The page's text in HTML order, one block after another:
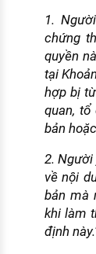
1.
chứng
quyền
tại
hợp bị
quan,
bản
2.
về nội
bản mà
khi làm
định